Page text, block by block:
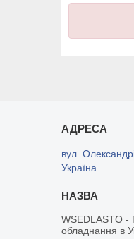
вул.
Україна
WSEDLASTO -
обладнання в